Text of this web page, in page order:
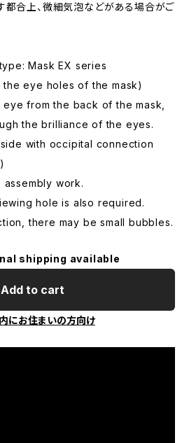
都合上、微細気泡などがある場合がご
Mask EX series
eye holes of the mask)
from the back of the mask,
the brilliance of the eyes.
with occipital connection
work.
hole is also required.
there may be small bubbles.
shipping available
Add to cart
にお住まいの方向け